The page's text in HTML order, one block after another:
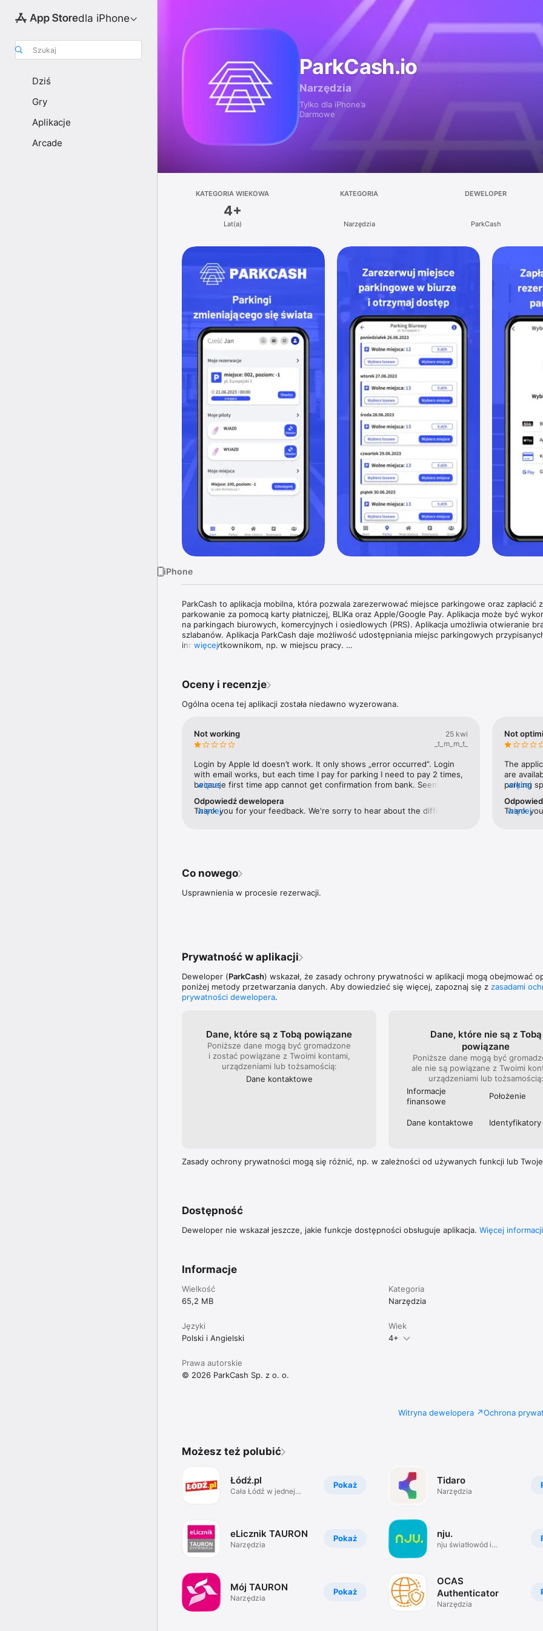
dla iPhone
Szukaj
Dziś
Gry
Aplikacje
Arcade
ParkCash.io
Narzędzia
Tylko dla iPhone’a
Darmowe
KATEGORIA WIEKOWA
4+
Lat(a)
KATEGORIA
Narzędzia
DEWELOPER
ParkCash
iPhone
ParkCash to aplikacja mobilna, która pozwala zarezerwować miejsce parkingowe oraz zapłacić
parkowanie za pomocą karty płatniczej, BLIKa oraz Apple/Google Pay. Aplikacja może być
na parkingach biurowych, komercyjnych i osiedlowych (PRS). Aplikacja umożliwia otwieranie
szlabanów. Aplikacja ParkCash daje możliwość udostępniania miejsc parkingowych
innym użytkownikom, np. w miejscu pracy.
ponieważ na jednym miejscu parkingowym może zaparkować od 5 do 10 samochodów
dokonanej rezerwacji.
dostępu. Tylko osoby z rezerwacją na konkretny dzień moją możliwość otworzenia szlabanu
parkingowego. Dzięki temu nikt nieuprawniony nie wjedzie na parking. Naszym klientom
oraz karty parkingowe.
System rezerwacji miejsc parkingowych ParkCash odpowiada również na aspekty związane z
Pracownicy mają możliwość zaplanowania sposobu podróży do biura, ponieważ wiedzą, czy
miejsca parkingowe. W przypadku ich braku, mogą wybrać alternatywną metodę dojazdu (np.
Dzięki temu użytkownicy mają możliwość zarezerwowania miejsca przy stacji ładowania dla tych
więcej
Oceny i recenzje
Ogólna ocena tej aplikacji została niedawno wyzerowana.
Not working
25 kwi
_t_m_m_t_
Login by Apple Id doesn’t work. It only shows „error occurred”. Login
with email works, but each time I pay for parking I need to pay 2 times,
because first time app cannot get confirmation from bank. Seems like a
their support return money quickly.
więcej
Odpowiedź dewelopera
Thank you for your feedback. We're sorry to hear about the difficulties
więcej
Not
The
are
parking
więcej
Thank
więcej
Co nowego
Usprawnienia w procesie rezerwacji.
Prywatność w aplikacji
Deweloper (ParkCash) wskazał, że zasady ochrony prywatności w aplikacji mogą obejmować
poniżej metody przetwarzania danych. Aby dowiedzieć się więcej, zapoznaj się z zasadami
prywatności dewelopera.
Dane, które są z Tobą powiązane
Poniższe dane mogą być gromadzone
i zostać powiązane z Twoimi kontami,
urządzeniami lub tożsamością:
Dane kontaktowe
Dane, które nie są z Tobą
powiązane
Poniższe dane mogą być
ale nie są powiązane z Twoimi
urządzeniami lub tożsamością:
Informacje
finansowe
Położenie
Dane kontaktowe Identyfika­tory
Zasady ochrony prywatności mogą się różnić, np. w zależności od używanych funkcji lub
Dostępność
Deweloper nie wskazał jeszcze, jakie funkcje dostępności obsługuje aplikacja. Więcej informacji
Informacje
Wielkość
65,2 MB
Kategoria
Narzędzia
Języki
Polski i Angielski
Wiek
4+
Prawa autorskie
© 2026 ParkCash Sp. z o. o.
Witryna dewelopera Ochrona
Możesz też polubić
Pokaż
Łódź.pl
Cała Łódź w jednej
Pokaż
eLicznik TAURON
Narzędzia
Pokaż
Mój TAURON
Narzędzia
Tidaro
Narzędzia
nju.
nju światłowód i
OCAS
Authenticator
Narzędzia